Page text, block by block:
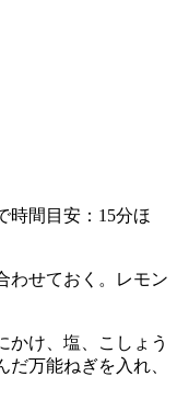
時間目安：15分ほ
わせておく。レモン
かけ、塩、こしょう
万能ねぎを入れ、